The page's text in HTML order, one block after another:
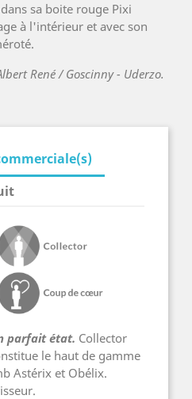
sa boite rouge Pixi
à l'intérieur et avec son
René / Goscinny - Uderzo.
parfait état. Collector
le haut de gamme
Astérix et Obélix.